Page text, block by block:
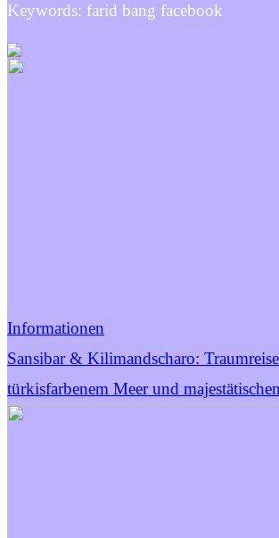
Keywords: farid bang facebook
Informationen
Sansibar & Kilimandscharo:
türkisfarbenem Meer und